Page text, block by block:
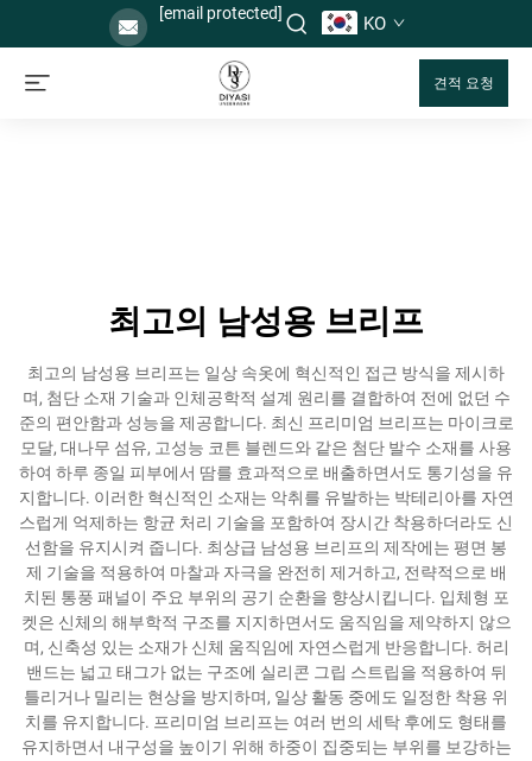
[email protected] KO
견적 요청
최고의 남성용 브리프
최고의 남성용 브리프는 일상 속옷에 혁신적인 접근 방식을 제시하
며, 첨단 소재 기술과 인체공학적 설계 원리를 결합하여 전에 없던 수
준의 편안함과 성능을 제공합니다. 최신 프리미엄 브리프는 마이크로
모달, 대나무 섬유, 고성능 코튼 블렌드와 같은 첨단 발수 소재를 사용
하여 하루 종일 피부에서 땀를 효과적으로 배출하면서도 통기성을 유
지합니다. 이러한 혁신적인 소재는 악취를 유발하는 박테리아를 자연
스럽게 억제하는 항균 처리 기술을 포함하여 장시간 착용하더라도 신
선함을 유지시켜 줍니다. 최상급 남성용 브리프의 제작에는 평면 봉
제 기술을 적용하여 마찰과 자극을 완전히 제거하고, 전략적으로 배
치된 통풍 패널이 주요 부위의 공기 순환을 향상시킵니다. 입체형 포
켓은 신체의 해부학적 구조를 지지하면서도 움직임을 제약하지 않으
며, 신축성 있는 소재가 신체 움직임에 자연스럽게 반응합니다. 허리
밴드는 넓고 태그가 없는 구조에 실리콘 그립 스트립을 적용하여 뒤
틀리거나 밀리는 현상을 방지하며, 일상 활동 중에도 일정한 착용 위
치를 유지합니다. 프리미엄 브리프는 여러 번의 세탁 후에도 형태를
유지하면서 내구성을 높이기 위해 하중이 집중되는 부위를 보강하는